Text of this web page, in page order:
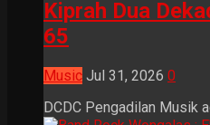
Kiprah Dua
65
Music Jul 31, 2026 0
DCDC Pengadilan Musik